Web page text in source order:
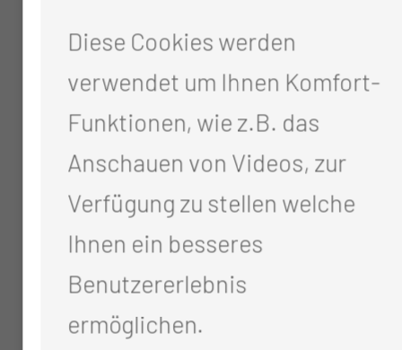
Qualifikationen und
Professionen zusammen
Ausgebildete Fachschwester
für Anästhesie und
Intensivmedizin
Weiterhin gehört dazu die
Fachkraft für Leitungsaufgaben
in Gesundheitseinrichtungen
Diese Cookies werden
verwendet um Ihnen Komfort-
Funktionen, wie z.B. das
Anschauen von Videos, zur
Verfügung zu stellen welche
Ihnen ein besseres
Benutzererlebnis
ermöglichen.